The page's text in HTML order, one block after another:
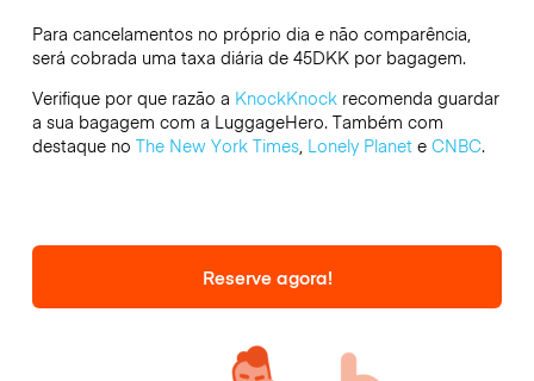
Para cancelamentos no próprio dia e não comparência,
será cobrada uma taxa diária de 45DKK por bagagem.
Verifique por que razão a KnockKnockrecomenda guardar
a sua bagagem com a LuggageHero. Também com
destaque no The New York Times, Lonely Planete CNBC.
Reserve agora!